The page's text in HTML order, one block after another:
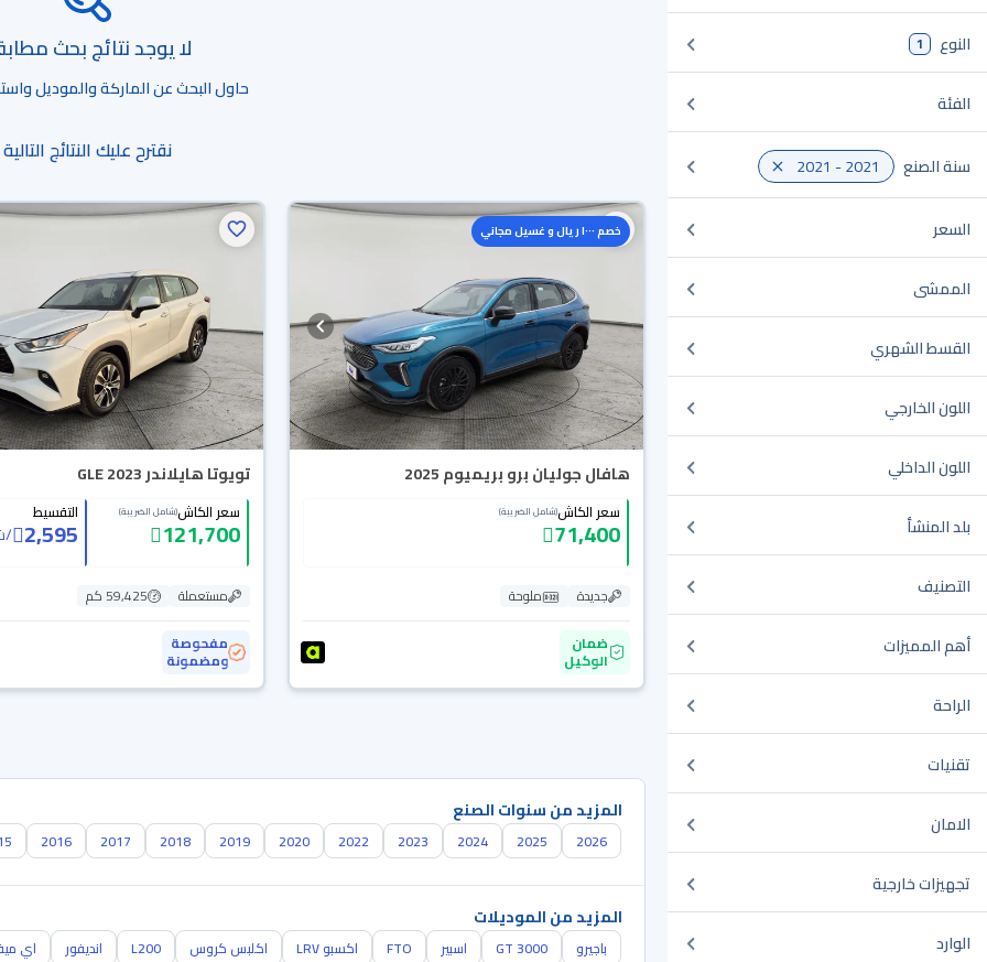
النوع 1
الفئة
سنة الصنع 2021 - 2021
السعر
الممشى
القسط الشهري
اللون الخارجي
اللون الداخلي
بلد المنشأ
التصنيف
أهم المميزات
الراحة
تقنيات
الامان
تجهيزات خارجية
الوارد
لا يوجد نتائج بحث
حاول البحث عن الماركة والموديل
نقترح عليك النتائج التالية
خصم ١٠٠٠ ريال و غسيل مجاني
هافال جوليان برو بريميوم 2025
سعر الكاش(شامل الضريبة)
71,400
جديدة
ملوحة
ضمان
الوكيل
تويوتا هايلاندر GLE 2023
سعر الكاش(شامل الضريبة)
121,700
التقسيط
2,595
/
مستعملة
59,425 كم
مفحوصة
ومضمونة
المزيد من سنوات الصنع
2026
2025
2024
2023
2022
2020
2019
2018
2017
2016
المزيد من الموديلات
باجيرو GT 3000 اسبير FTO اكسبو LRV اكلبس كروس L200 انديفور اي